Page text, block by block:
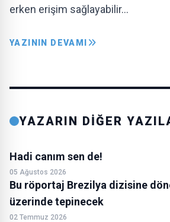
erken erişim sağlayabilir…
YAZININ DEVAMI
YAZARIN DİĞER
Hadi canım sen de!
05 Ağustos 2026
Bu röportaj Brezilya dizisine
üzerinde tepinecek
02 Temmuz 2026